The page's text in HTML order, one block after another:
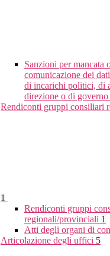
Sanzioni per mancata
comunicazione dei
di incarichi politici, di
direzione o di governo
Rendiconti gruppi consiliari
1
Rendiconti gruppi
regionali/provinciali 1
Atti degli organi di
Articolazione degli uffici 5